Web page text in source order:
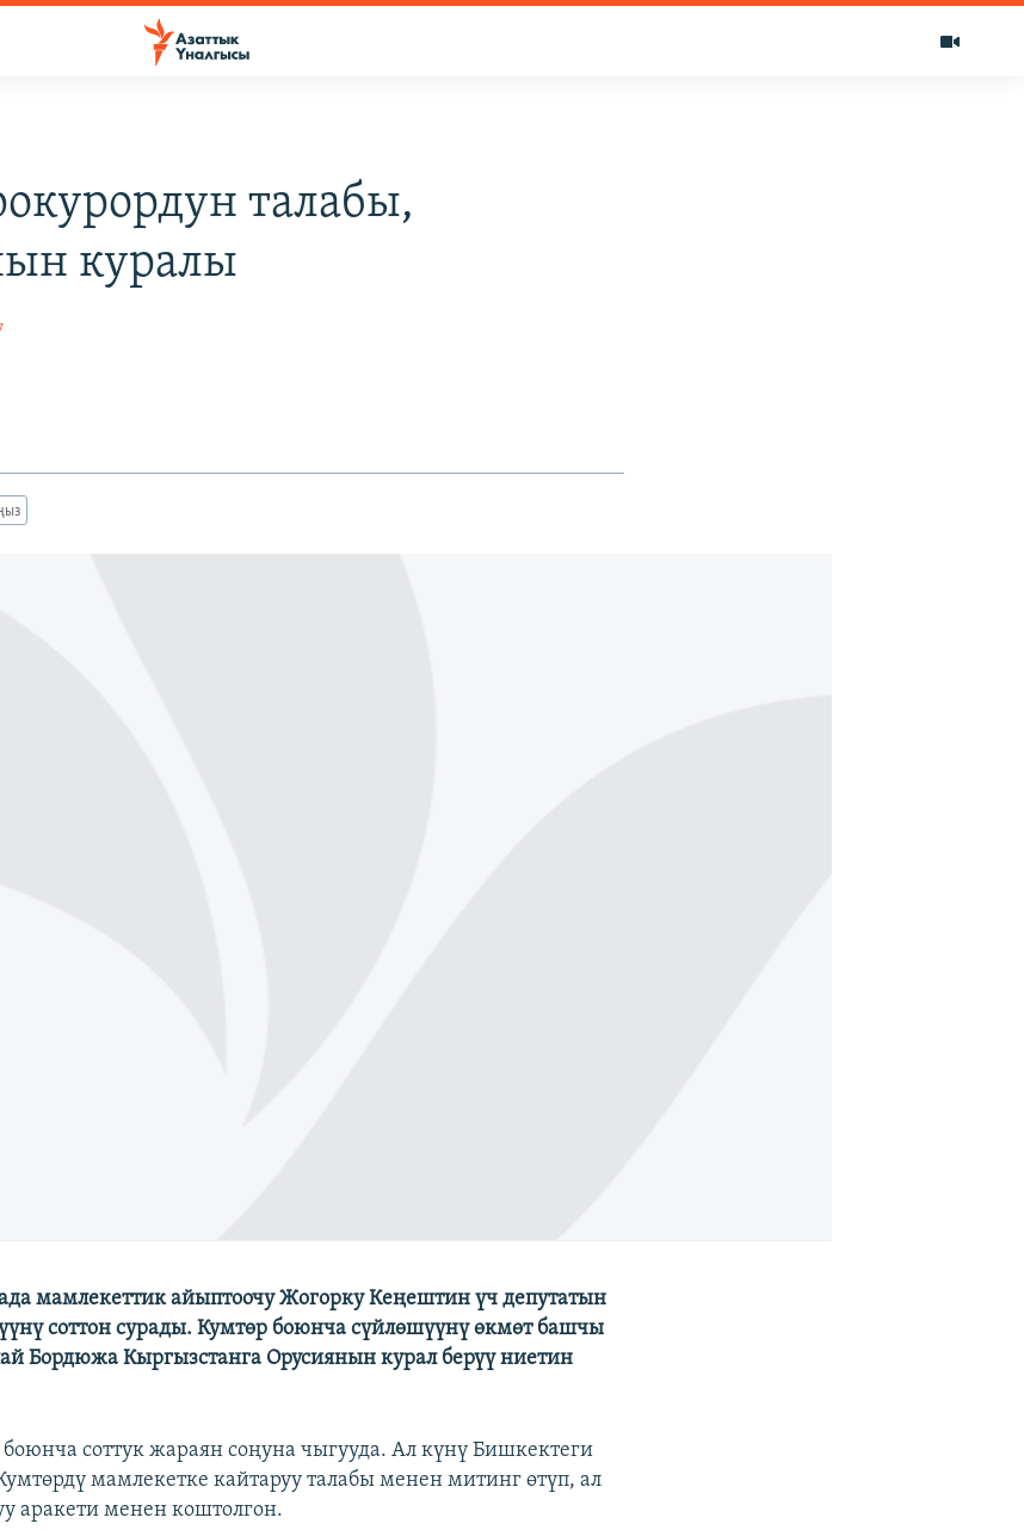
талабы,
куралы
мамлекеттик айыптоочу Жогорку Кеңештин үч депутатын
соттон сурады. Кумтөр боюнча сүйлөшүүнү өкмөт башчы
Бордюжа Кыргызстанга Орусиянын курал берүү ниетин
боюнча соттук жараян соңуна чыгууда. Ал күнү Бишкектеги
мамлекетке кайтаруу талабы менен митинг өтүп, ал
аракети менен коштолгон.